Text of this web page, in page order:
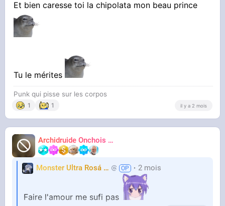
Et bien caresse toi la chipolata mon beau prince
Tu le mérites
Punk qui pisse sur les corpos
1 1 il y a 2 mois
Archidruide Onchois
🍀️🌩️🐻️
Monster Ultra Rosá
❤️ KheyFinito2 mois
Faire l'amour me sufi pas